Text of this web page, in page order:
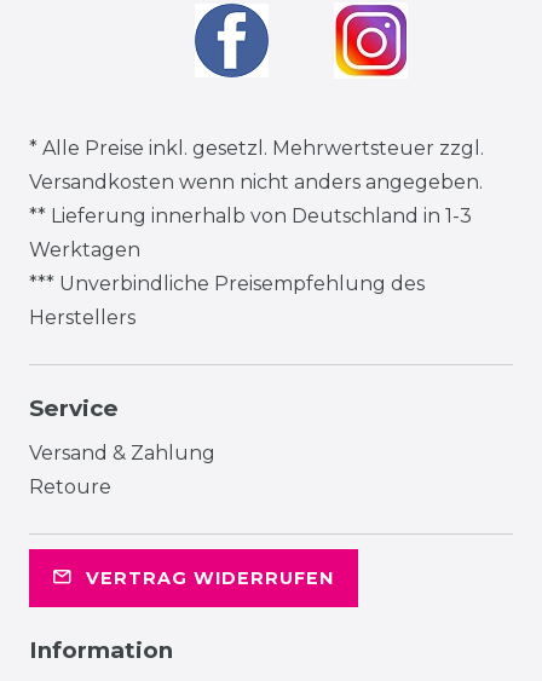
* Alle Preise inkl. gesetzl. Mehrwertsteuer zzgl.
Versandkosten wenn nicht anders angegeben.
** Lieferung innerhalb von Deutschland in 1-3
Werktagen
*** Unverbindliche Preisempfehlung des
Herstellers
Service
Versand & Zahlung
Retoure
VERTRAG WIDERRUFEN
Information